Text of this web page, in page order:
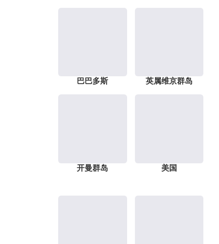
巴巴多斯 英属维京群岛
开曼群岛 美国